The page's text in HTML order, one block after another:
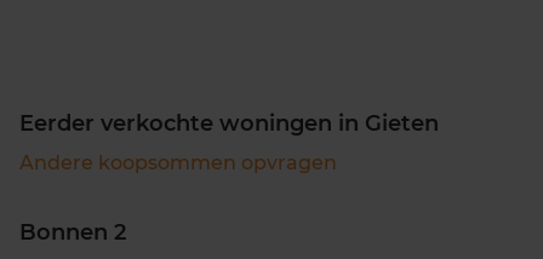
Eerder verkochte woningen in Gieten
Andere koopsommen opvragen
Bonnen 2